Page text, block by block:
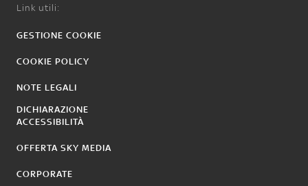
Link utili:
GESTIONE COOKIE
COOKIE POLICY
NOTE LEGALI
DICHIARAZIONE
ACCESSIBILITÀ
OFFERTA SKY MEDIA
CORPORATE